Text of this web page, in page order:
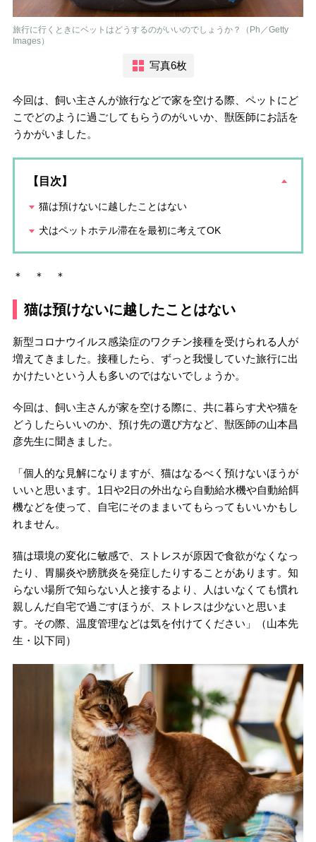
旅行に行くときにベットはどうするのがいいのでしょうか？（Ph／Getty
Images）
写真6枚
今回は、飼い主さんが旅行などで家を空ける際、ペットにど
こでどのように過ごしてもらうのがいいか、獣医師にお話を
うかがいました。
【目次】
猫は預けないに越したことはない
犬はペットホテル滞在を最初に考えてOK
＊ ＊ ＊
猫は預けないに越したことはない
新型コロナウイルス感染症のワクチン接種を受けられる人が
増えてきました。接種したら、ずっと我慢していた旅行に出
かけたいという人も多いのではないでしょうか。
今回は、飼い主さんが家を空ける際に、共に暮らす犬や猫を
どうしたらいいのか、預け先の選び方など、獣医師の山本昌
彦先生に聞きました。
「個人的な見解になりますが、猫はなるべく預けないほうが
いいと思います。1日や2日の外出なら自動給水機や自動給餌
機などを使って、自宅にそのままいてもらってもいいかもし
れません。
猫は環境の変化に敏感で、ストレスが原因で食欲がなくなっ
たり、胃腸炎や膀胱炎を発症したりすることがあります。知
らない場所で知らない人と接するより、人はいなくても慣れ
親しんだ自宅で過ごすほうが、ストレスは少ないと思いま
す。その際、温度管理などは気を付けてください」（山本先
生・以下同）